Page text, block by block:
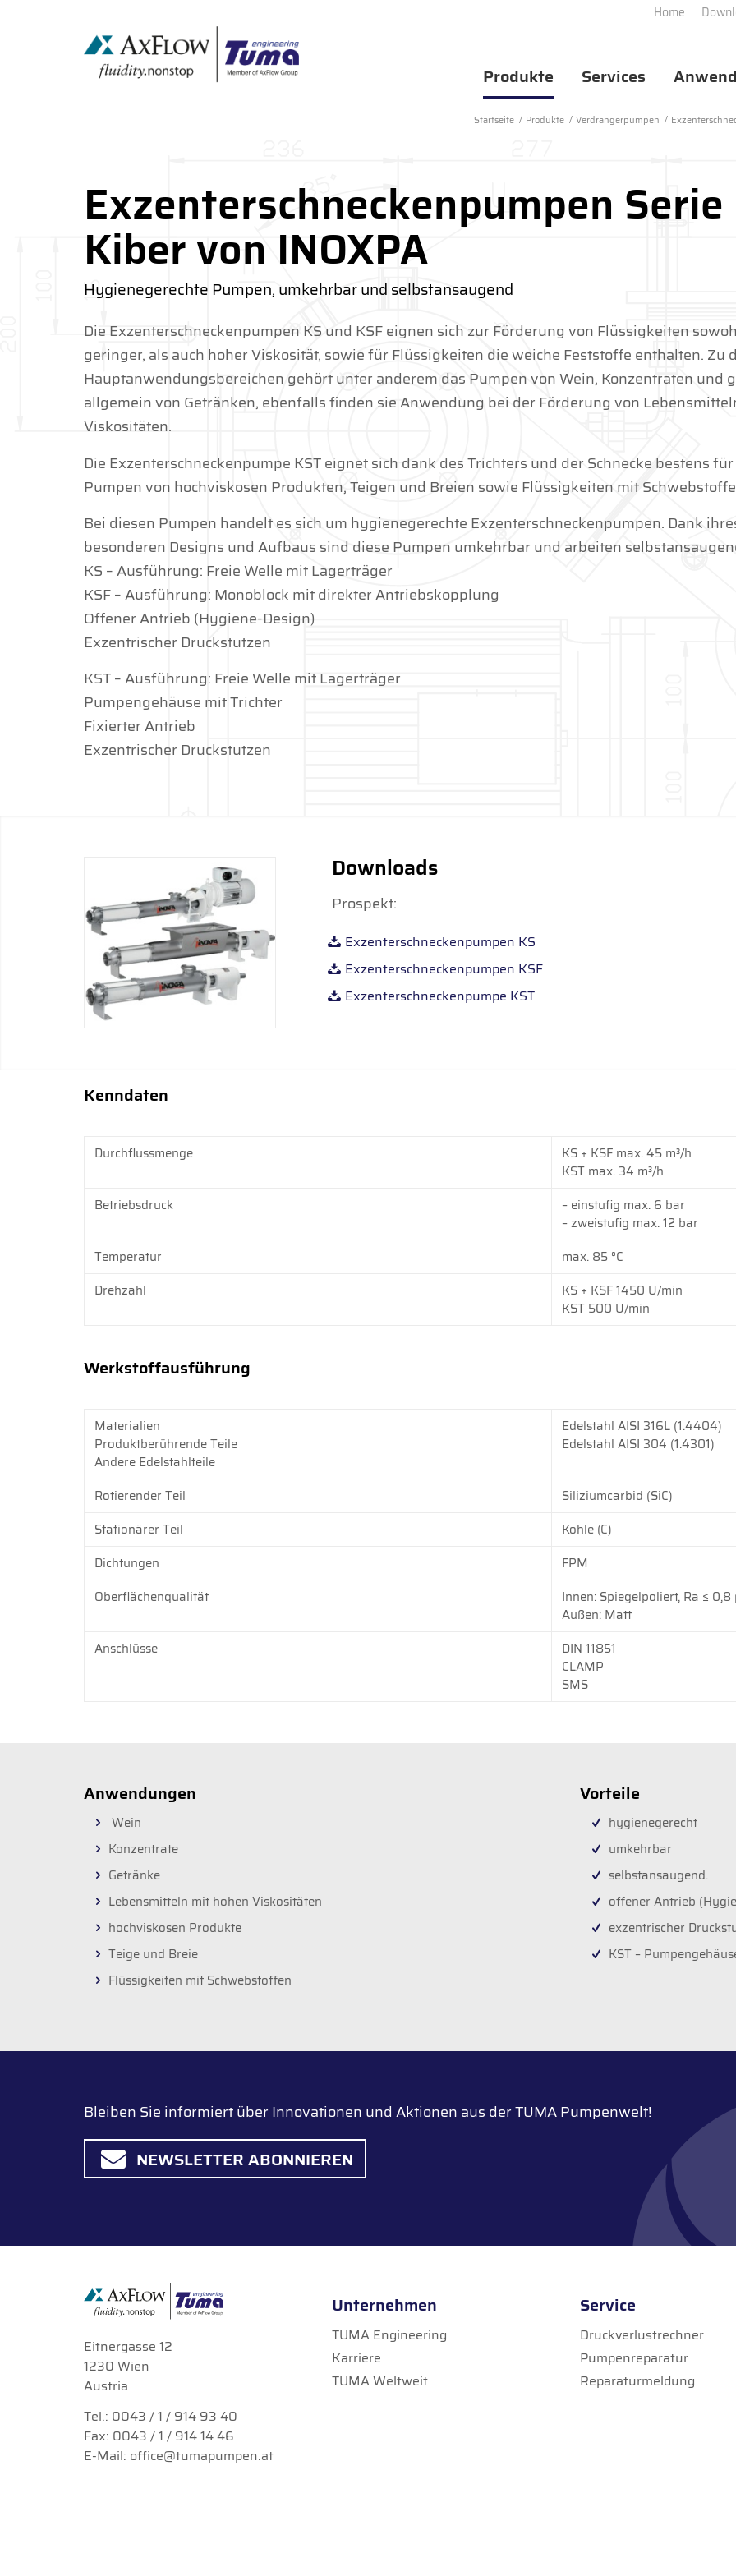
Home
Produkte Services
Startseite / Produkte / Verdrängerpumpen /
Exzenterschneckenpumpen Serie
Kiber von INOXPA
Hygienegerechte Pumpen, umkehrbar und selbstansaugend
Die Exzenterschneckenpumpen KS und KSF eignen sich zur Förderung von Flüssigkeiten
geringer, als auch hoher Viskosität, sowie für Flüssigkeiten die weiche Feststoffe enthalten. Zu
Hauptanwendungsbereichen gehört unter anderem das Pumpen von Wein, Konzentraten und
allgemein von Getränken, ebenfalls finden sie Anwendung bei der Förderung von
Viskositäten.
Die Exzenterschneckenpumpe KST eignet sich dank des Trichters und der Schnecke bestensfür
Pumpen von hochviskosen Produkten, Teigen und Breien sowie Flüssigkeiten mit
Bei diesen Pumpen handelt es sich um hygienegerechte Exzenterschneckenpumpen. Dank
besonderen Designs und Aufbaus sind diese Pumpen umkehrbar und arbeiten
KS –Ausführung: Freie Welle mit Lagerträger
KSF – Ausführung: Monoblock mit direkter Antriebskopplung
Offener Antrieb (Hygiene-Design)
Exzentrischer Druckstutzen
KST – Ausführung: Freie Welle mit Lagerträger
Pumpengehäuse mit Trichter
Fixierter Antrieb
Exzentrischer Druckstutzen
Downloads
Prospekt:
Exzenterschneckenpumpen KS
Exzenterschneckenpumpen KSF
Exzenterschneckenpumpe KST
Kenndaten
Durchflussmenge
KS + KSF max. 45 m³/h
KST max. 34 m³/h
Betriebsdruck
– einstufig max. 6 bar
– zweistufig max. 12 bar
Temperatur
max. 85 °C
Drehzahl
KS + KSF 1450 U/min
KST 500 U/min
Werkstoffausführung
Materialien
Produktberührende Teile
Andere Edelstahlteile
Edelstahl AISI 316L (1.4404)
Edelstahl AISI 304 (1.4301)
Rotierender Teil
Siliziumcarbid (SiC)
Stationärer Teil
Kohle (C)
Dichtungen
FPM
Oberflächenqualität
Innen: Spiegelpoliert, Ra ≤ 0,8
Außen: Matt
Anschlüsse
DIN 11851
CLAMP
SMS
Anwendungen
Wein
Konzentrate
Getränke
Lebensmitteln mit hohen Viskositäten
hochviskosen Produkte
Teige und Breie
Flüssigkeiten mit Schwebstoffen
Vorteile
hygienegerecht
umkehrbar
selbstansaugend.
offener Antrieb
exzentrischer
KST –
Bleiben Sie informiert über Innovationen und Aktionen aus der TUMA Pumpenwelt!
NEWSLETTER ABONNIEREN
Eitnergasse 12
1230 Wien
Austria
Tel.: 0043 / 1 / 914 93 40
Fax: 0043 / 1 / 914 14 46
E-Mail: office@tumapumpen.at
Unternehmen
TUMA Engineering
Karriere
TUMA Weltweit
Service
Druckverlustrechner
Pumpenreparatur
Reparaturmeldung